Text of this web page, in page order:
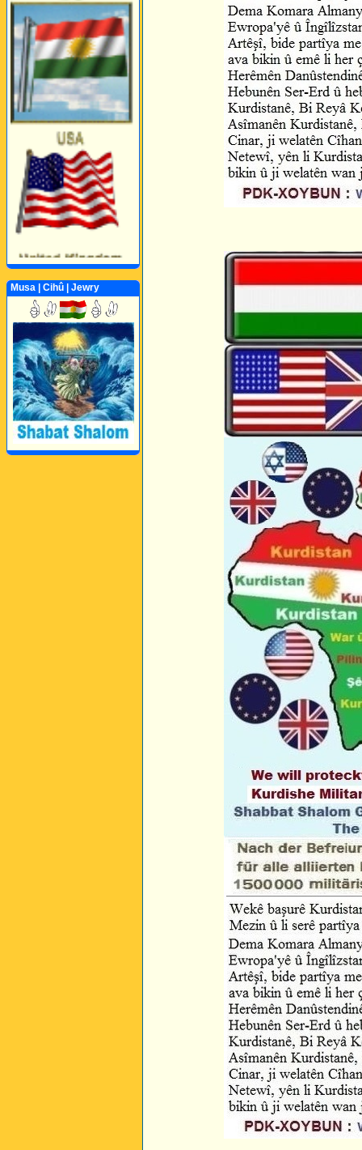
Perwerde ya Zimanê
Kurdî û Îngîlîzî
Musa | Cihû | Jewry